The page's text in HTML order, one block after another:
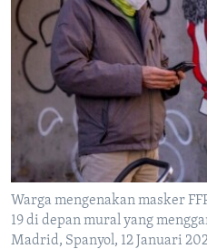
Warga mengenakan masker
19 di depan mural yang
Madrid, Spanyol, 12 Januari